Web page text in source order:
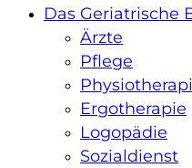
Das Geriatrische
Ärzte
Pflege
Ergotherapie
Logopädie
Sozialdienst